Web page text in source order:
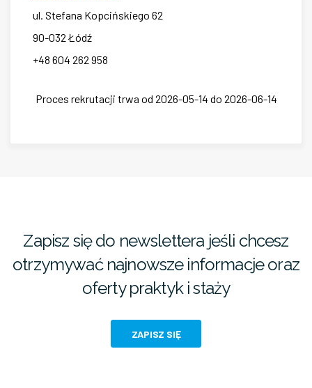
ul. Stefana Kopcińskiego 62
90-032 Łódź
+48 604 262 958
Proces rekrutacji trwa od 2026-05-14 do 2026-06-14
Zapisz się do newslettera jeśli chcesz
otrzymywać najnowsze informacje oraz
oferty praktyk i staży
ZAPISZ SIĘ